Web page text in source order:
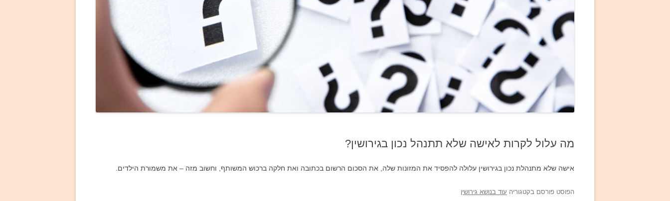
מה עלול לקרות לאישה שלא תתנהל נכון בגירושין?
אישה שלא מתנהלת נכון בגירושין עלולה להפסיד את המזונות שלה, את הסכום הרשום בכתובה ואת חלקה ברכוש המשותף, וחשוב מזה – את משמורת הילדים.
הפוסט פורסם בקטגוריה עוד בנושא גירושין